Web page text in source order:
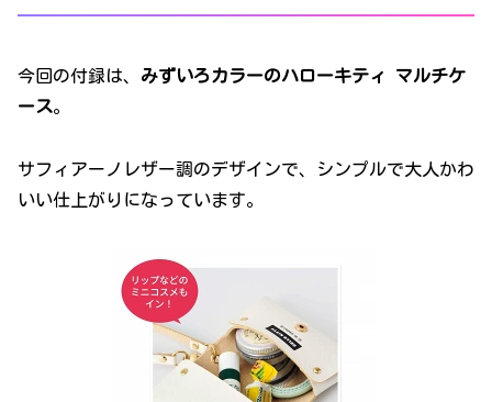
今回の付録は、 みずいろカラーのハローキティ マルチケ
ース。
サフィアーノレザー調のデザインで、シンプルで大人かわ
いい仕上がりになっています。